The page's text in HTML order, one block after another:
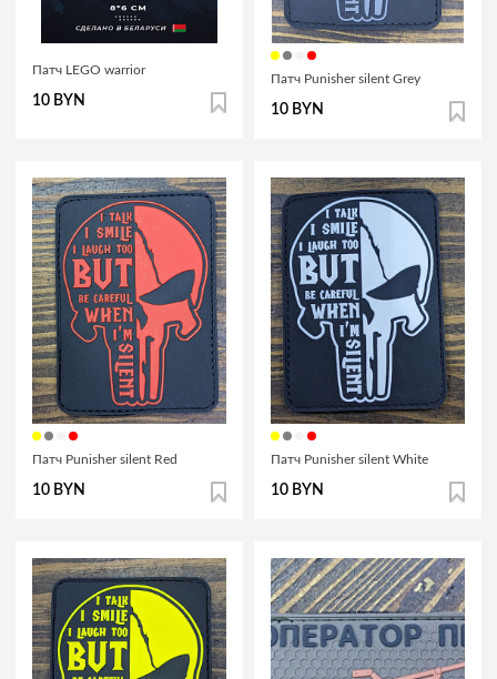
Патч LEGO warrior
10 BYN
Патч Punisher silent Grey
10 BYN
Патч Punisher silent Red
10 BYN
Патч Punisher silent White
10 BYN